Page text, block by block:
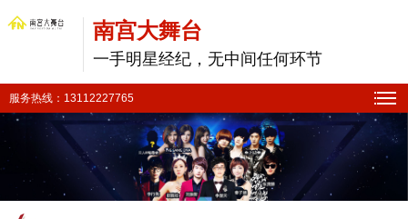
南宫大舞台
一手明星经纪，无中间任何环节
服务热线：13112227765